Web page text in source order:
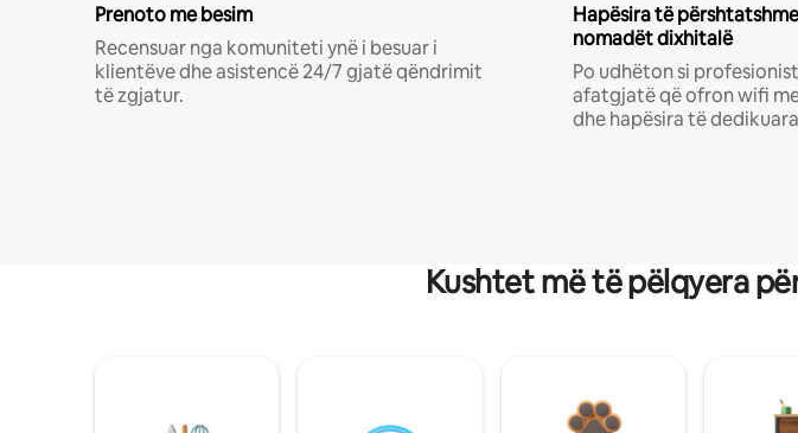
Prenoto me besim
Recensuar nga komuniteti ynë i besuar i
klientëve dhe asistencë 24/7 gjatë qëndrimit
të zgjatur.
Hapësira të
nomadët dixhitalë
Po udhëton si
afatgjatë që ofron wifi
dhe hapësira të
Kushtet më të pëlqyera